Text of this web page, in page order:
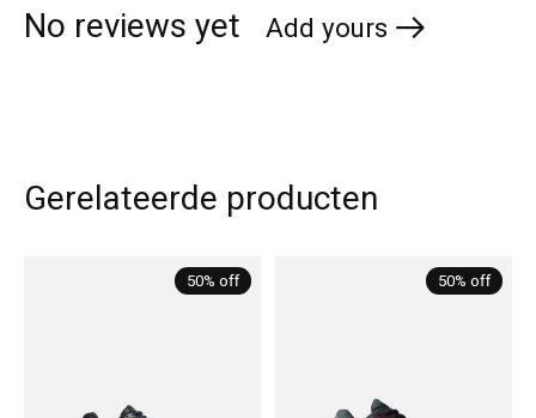
No reviews yet Add yours
Gerelateerde producten
50% off 50% off